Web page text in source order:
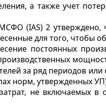
а также учет
(IAS) 2 утверждено,
для того, чтобы
постоянных
за ряд периодов
норм, утвержденных
не включаемых в